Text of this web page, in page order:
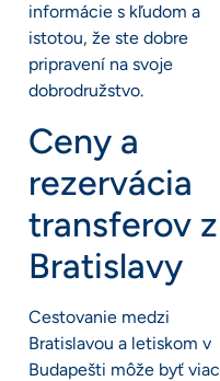
informácie s kľudom a
istotou, že ste dobre
pripravení na svoje
dobrodružstvo.
Ceny a
rezervácia
transferov z
Bratislavy
Cestovanie medzi
Bratislavou a letiskom v
Budapešti môže byť viac